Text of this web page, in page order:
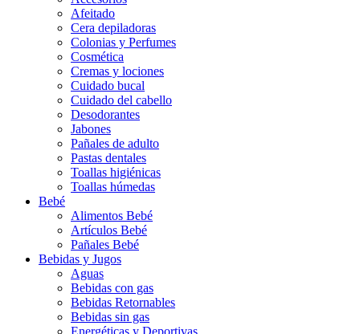
Afeitado
Cera depiladoras
Colonias y Perfumes
Cosmética
Cremas y lociones
Cuidado bucal
Cuidado del cabello
Desodorantes
Jabones
Pañales de adulto
Pastas dentales
Toallas higiénicas
Toallas húmedas
Bebé
Alimentos Bebé
Artículos Bebé
Pañales Bebé
Bebidas y Jugos
Aguas
Bebidas con gas
Bebidas Retornables
Bebidas sin gas
Energéticas y Deportivas